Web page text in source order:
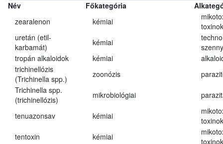
Név Főkategória
zearalenon
kémiai
toxinok
uretán (etil-
karbamát)
kémiai
tropán alkaloidok
kémiai
trichinellózis
(Trichinella spp.)
zoonózis
Trichinella spp.
(trichinellózis)
mikrobiológiai
tenuazonsav kémiai
toxinok
tentoxin
kémiai
toxinok